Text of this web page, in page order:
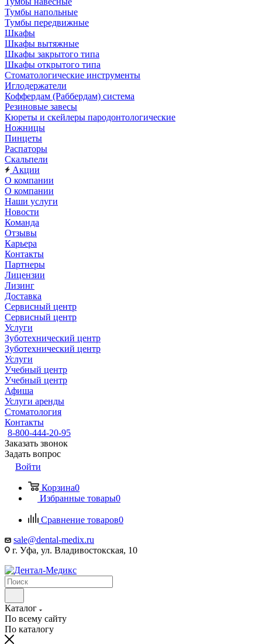
Тумбы напольные
Тумбы передвижные
Шкафы
Шкафы вытяжные
Шкафы закрытого типа
Шкафы открытого типа
Стоматологические инструменты
Иглодержатели
Коффердам (Раббердам) система
Резиновые завесы
Кюреты и скейлеры пародонтологические
Ножницы
Пинцеты
Распаторы
Скальпели
Акции
О компании
О компании
Наши услуги
Новости
Команда
Отзывы
Карьера
Контакты
Партнеры
Лицензии
Лизинг
Доставка
Сервисный центр
Сервисный центр
Услуги
Зуботехнический центр
Зуботехнический центр
Услуги
Учебный центр
Учебный центр
Афиша
Услуги аренды
Стоматология
Контакты
8-800-444-20-95
Заказать звонок
Задать вопрос
Войти
Корзина0
Избранные товары0
Сравнение товаров0
sale@dental-medix.ru
г. Уфа, ул. Владивостокская, 10
Каталог
По всему сайту
По каталогу